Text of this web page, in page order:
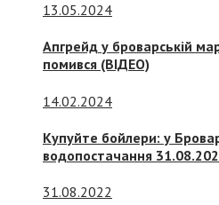
13.05.2024
Апгрейд у броварській
помився (ВІДЕО)
14.02.2024
Купуйте бойлери: у
водопостачання
31.08.2022